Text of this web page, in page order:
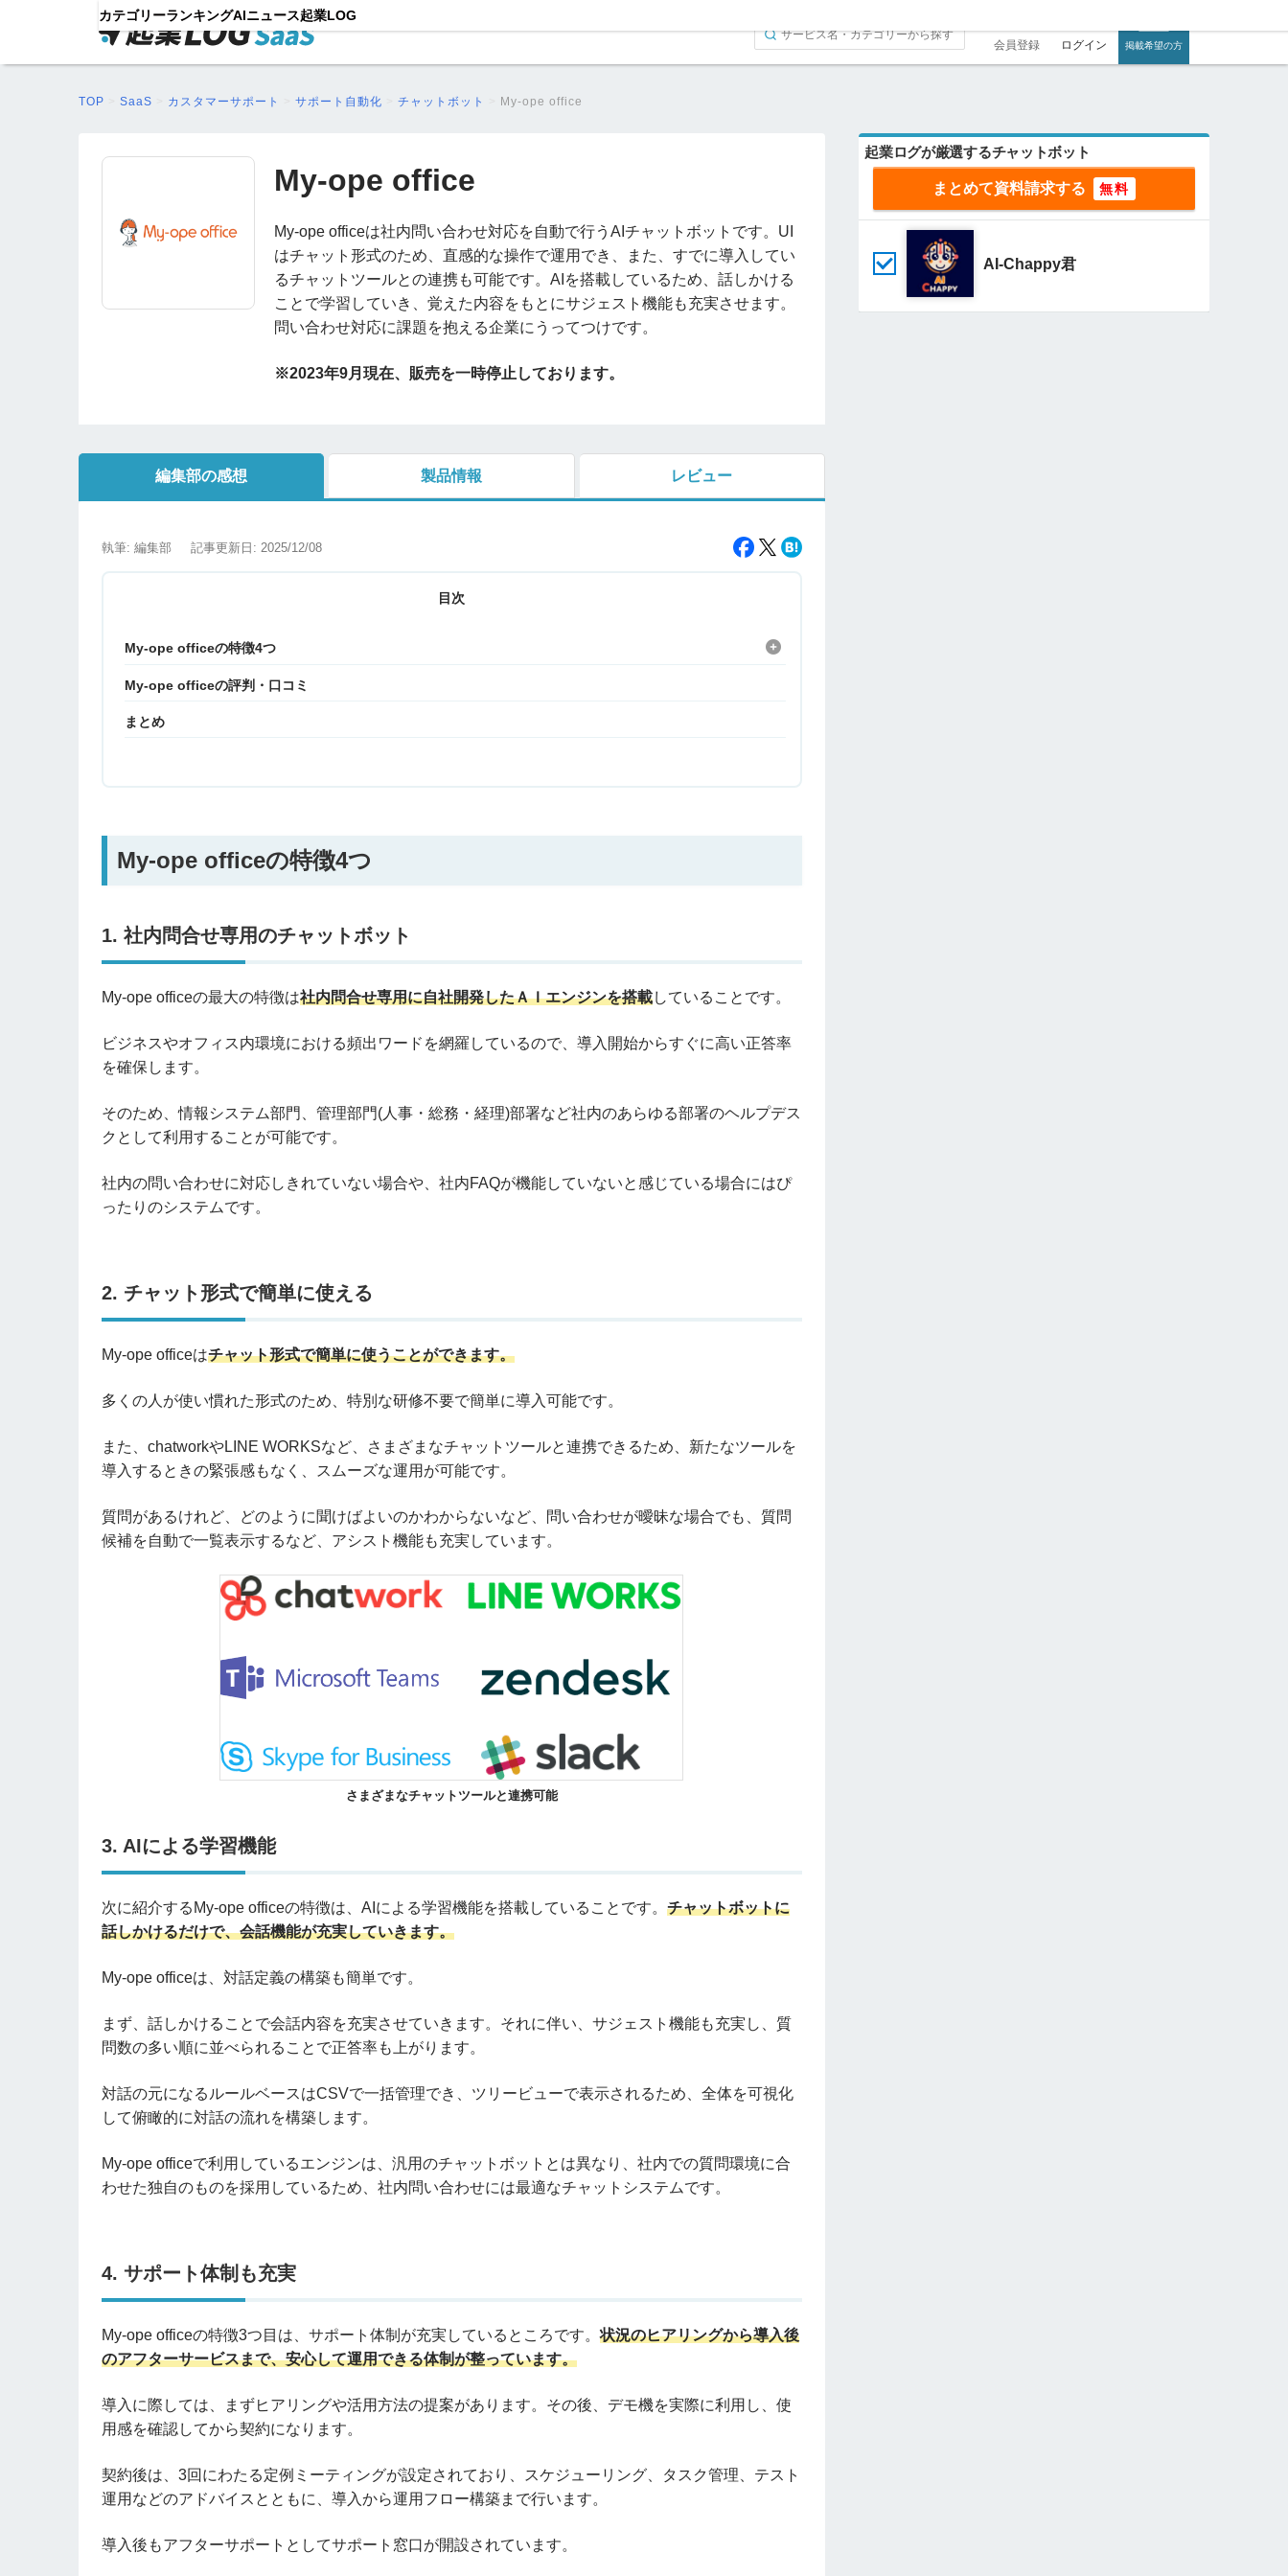
カテゴリーランキングAIニュース起業LOG
会員登録 ログイン 掲載希望の方
TOP SaaS カスタマーサポート サポート自動化 チャットボット My-ope office
My-ope office
My-ope officeは社内問い合わせ対応を自動で行うAIチャットボットです。UI
はチャット形式のため、直感的な操作で運用でき、また、すでに導入してい
るチャットツールとの連携も可能です。AIを搭載しているため、話しかける
ことで学習していき、覚えた内容をもとにサジェスト機能も充実させます。
問い合わせ対応に課題を抱える企業にうってつけです。
※2023年9月現在、販売を一時停止しております。
編集部の感想 製品情報 レビュー
執筆: 編集部 記事更新日: 2025/12/08
目次
My-ope officeの特徴4つ
My-ope officeの評判・口コミ
まとめ
My-ope officeの特徴4つ
1. 社内問合せ専用のチャットボット
My-ope officeの最大の特徴は社内問合せ専用に自社開発したＡＩエンジンを搭載していることです。
ビジネスやオフィス内環境における頻出ワードを網羅しているので、導⼊開始からすぐに⾼い正答率
を確保します。
そのため、情報システム部⾨、管理部⾨(⼈事・総務・経理)部署など社内のあらゆる部署のヘルプデス
クとして利⽤することが可能です。
社内の問い合わせに対応しきれていない場合や、社内FAQが機能していないと感じている場合にはぴ
ったりのシステムです。
2. チャット形式で簡単に使える
My-ope officeはチャット形式で簡単に使うことができます。
多くの人が使い慣れた形式のため、特別な研修不要で簡単に導入可能です。
また、chatworkやLINE WORKSなど、さまざまなチャットツールと連携できるため、新たなツールを
導入するときの緊張感もなく、スムーズな運用が可能です。
質問があるけれど、どのように聞けばよいのかわからないなど、問い合わせが曖昧な場合でも、質問
候補を自動で一覧表示するなど、アシスト機能も充実しています。
さまざまなチャットツールと連携可能
3. AIによる学習機能
次に紹介するMy-ope officeの特徴は、AIによる学習機能を搭載していることです。 チャットボットに
話しかけるだけで、会話機能が充実していきます。
My-ope officeは、対話定義の構築も簡単です。
まず、話しかけることで会話内容を充実させていきます。それに伴い、サジェスト機能も充実し、質
問数の多い順に並べられることで正答率も上がります。
対話の元になるルールベースはCSVで一括管理でき、ツリービューで表示されるため、全体を可視化
して俯瞰的に対話の流れを構築します。
My-ope officeで利用しているエンジンは、汎用のチャットボットとは異なり、社内での質問環境に合
わせた独自のものを採用しているため、社内問い合わせには最適なチャットシステムです。
4. サポート体制も充実
My-ope officeの特徴3つ目は、サポート体制が充実しているところです。状況のヒアリングから導入後
のアフターサービスまで、安心して運用できる体制が整っています。
導入に際しては、まずヒアリングや活用方法の提案があります。その後、デモ機を実際に利用し、使
用感を確認してから契約になります。
契約後は、3回にわたる定例ミーティングが設定されており、スケジューリング、タスク管理、テスト
運用などのアドバイスとともに、導入から運用フロー構築まで行います。
導入後もアフターサポートとしてサポート窓口が開設されています。
起業ログが厳選するチャットボット
まとめて資料請求する
AI-Chappy君